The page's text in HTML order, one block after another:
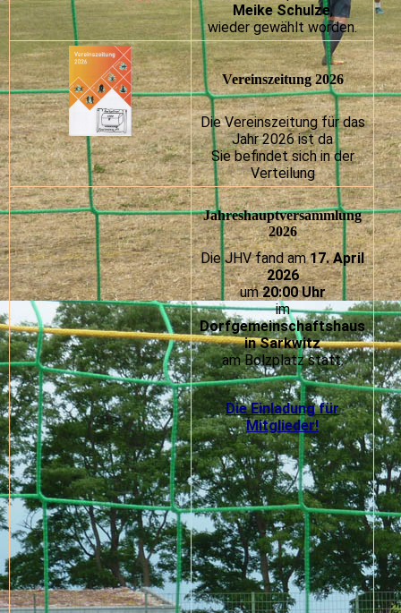
Meike Schulze,
wieder gewählt worden.
Vereinszeitung 2026
Die Vereinszeitung für das
Jahr 2026 ist da
Sie befindet sich in der
Verteilung
Jahreshauptversammlung
2026
Die JHV fand am17. April
2026
um20:00 Uhr
im
Dorfgemeinschaftshaus
in Sarkwitz
am Bolzplatz statt.
Die Einladung für
Mitglieder!